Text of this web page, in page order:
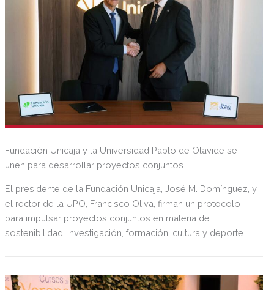
Fundación Unicaja y la Universidad Pablo de Olavide se
unen para desarrollar proyectos conjuntos
El presidente de la Fundación Unicaja, José M. Domínguez, y
el rector de la UPO, Francisco Oliva, firman un protocolo
para impulsar proyectos conjuntos en materia de
sostenibilidad, investigación, formación, cultura y deporte.